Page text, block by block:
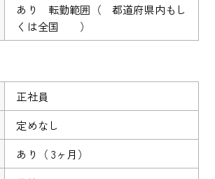
あり 転勤範囲（ 都道府県内もし
くは全国 ）
正社員
定めなし
あり（ 3ヶ月）